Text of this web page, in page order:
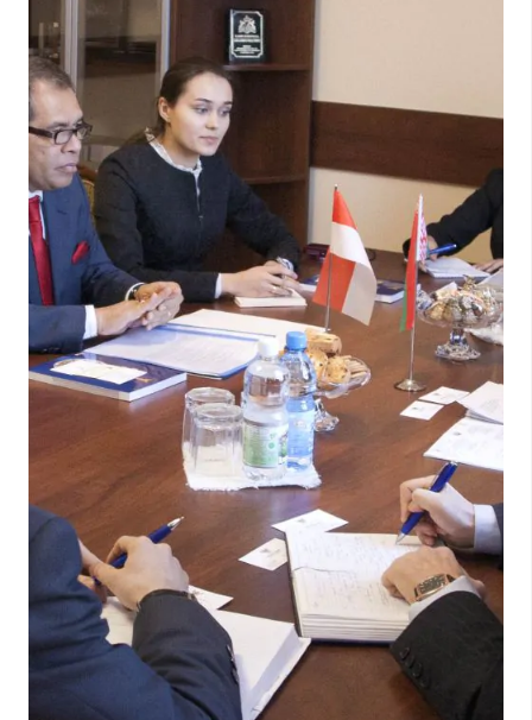
Белорусские деловые круги посетили
Калининградскую область
18.03.2014